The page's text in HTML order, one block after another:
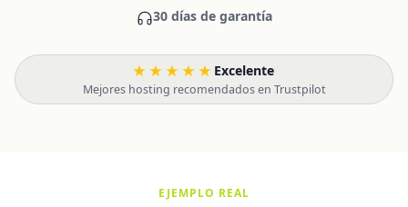
30 días de garantía
★★★★★ Excelente·
Mejores hosting recomendados en Trustpilot
EJEMPLO REAL